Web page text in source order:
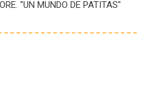
"UN MUNDO DE PATITAS"